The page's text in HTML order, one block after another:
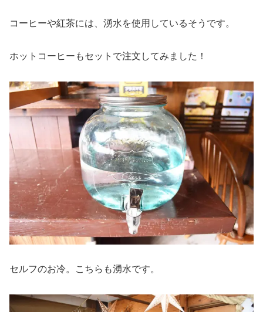
コーヒーや紅茶には、湧水を使用しているそうです。
ホットコーヒーもセットで注文してみました！
セルフのお冷。こちらも湧水です。